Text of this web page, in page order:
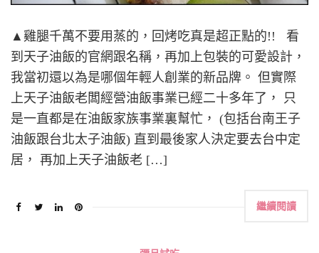
▲雞腿千萬不要用蒸的，回烤吃真是超正點的!! 看
到天子油飯的官網跟名稱，再加上包裝的可愛設計，
我當初還以為是哪個年輕人創業的新品牌。 但實際
上天子油飯老闆經營油飯事業已經二十多年了， 只
是一直都是在油飯家族事業裏幫忙， (包括台南王子
油飯跟台北太子油飯) 直到最後家人決定要去台中定
居， 再加上天子油飯老 […]
繼續閱讀